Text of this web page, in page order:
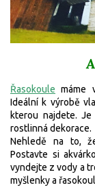
Řasokoule máme
Ideální k výrobě
kterou najdete.
rostlinná dekorace.
Nehledě na to,
Postavte si
vyndejte z vody a
myšlenky a